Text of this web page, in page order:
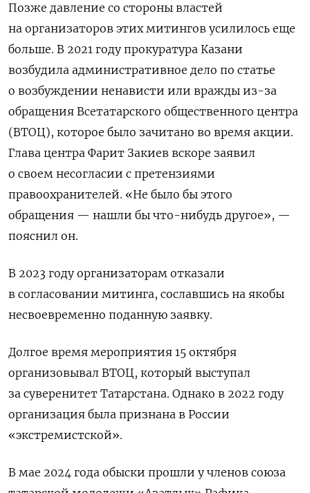
Позже давление со стороны властей
на организаторов этих митингов усилилось еще
больше. В 2021 году прокуратура Казани
возбудила административное дело по статье
о возбуждении ненависти или вражды из-за
обращения Всетатарского общественного центра
(ВТОЦ), которое было зачитано во время акции.
Глава центра Фарит Закиев вскоре заявил
о своем несогласии с претензиями
правоохранителей. «Не было бы этого
обращения — нашли бы что-нибудь другое», —
пояснил он.
В 2023 году организаторам отказали
в согласовании митинга, сославшись на якобы
несвоевременно поданную заявку.
Долгое время мероприятия 15 октября
организовывал ВТОЦ, который выступал
за суверенитет Татарстана. Однако в 2022 году
организация была признана в России
«экстремистской».
В мае 2024 года обыски прошли у членов союза